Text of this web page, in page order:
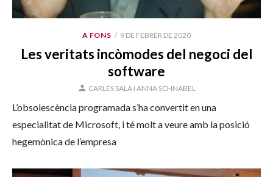
A FONS
PUBLICAT
9 DE FEBRER DE 2020
Les veritats incòmodes del negoci del
software
AUTOR
CARLES SALA I ANNA SCHNABEL
L’obsolescència programada s’ha convertit en una
especialitat de Microsoft, i té molt a veure amb la posició
hegemònica de l’empresa